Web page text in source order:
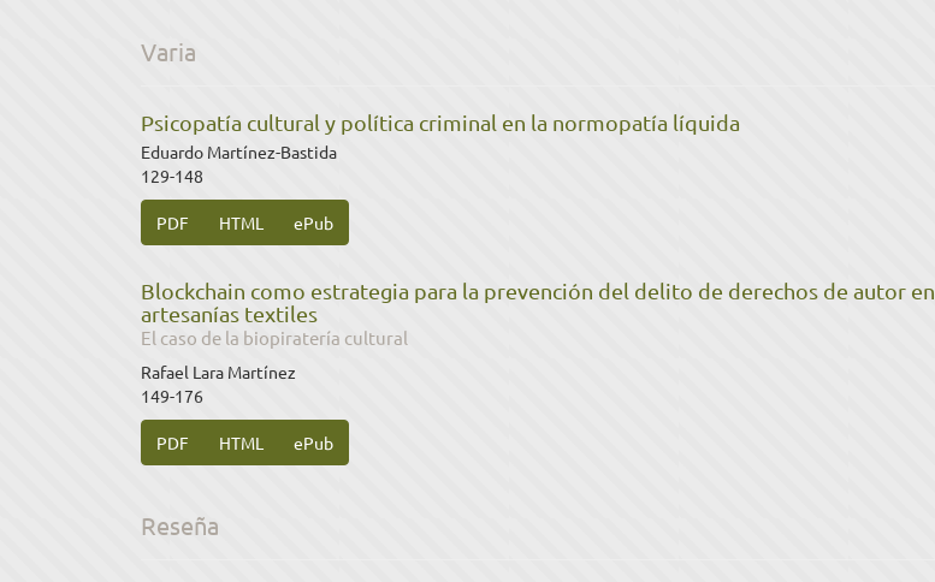
Varia
Psicopatía cultural y política criminal en la normopatía líquida
Eduardo Martínez-Bastida
129-148
PDF HTML ePub
Blockchain como estrategia para la prevención del delito de derechos de autor en
artesanías textiles
El caso de la biopiratería cultural
Rafael Lara Martínez
149-176
PDF HTML ePub
Reseña